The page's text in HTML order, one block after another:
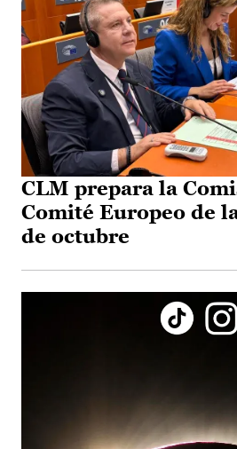
CLM prepara la
Comité Europeo de
de octubre